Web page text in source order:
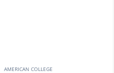
AMERICAN COLLEGE